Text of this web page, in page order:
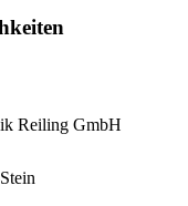
Reiling GmbH